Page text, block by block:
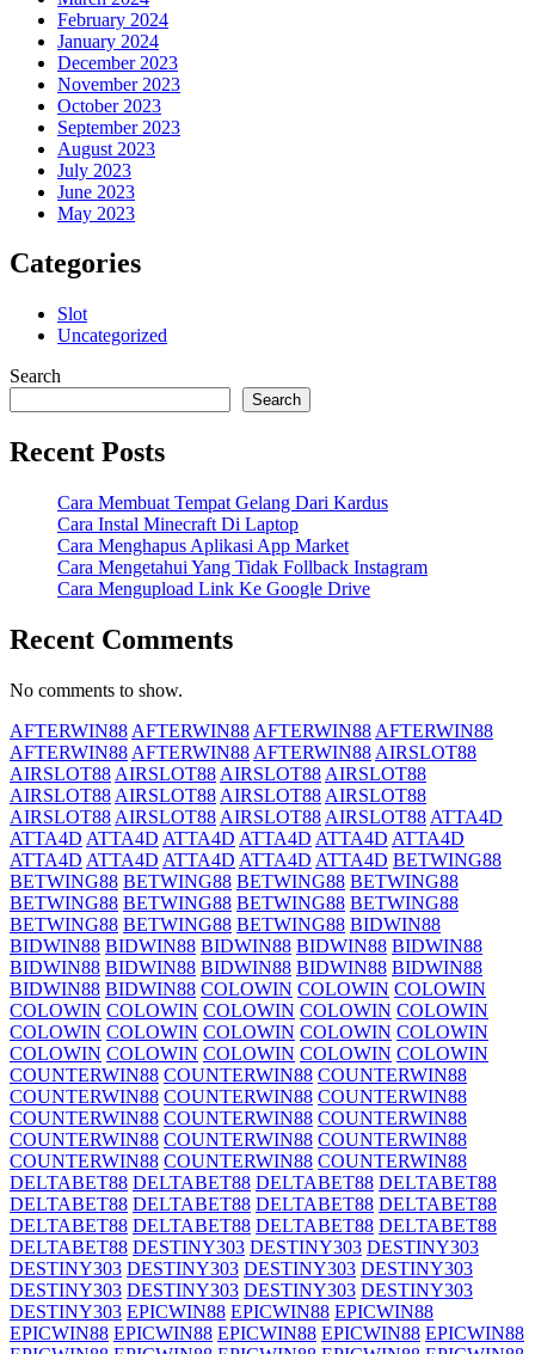
February 2024
January 2024
December 2023
November 2023
October 2023
September 2023
August 2023
July 2023
June 2023
May 2023
Categories
Slot
Uncategorized
Search
Search
Recent Posts
Cara Membuat Tempat Gelang Dari Kardus
Cara Instal Minecraft Di Laptop
Cara Menghapus Aplikasi App Market
Cara Mengetahui Yang Tidak Follback Instagram
Cara Mengupload Link Ke Google Drive
Recent Comments
No comments to show.
AFTERWIN88 AFTERWIN88 AFTERWIN88 AFTERWIN88
AFTERWIN88 AFTERWIN88 AFTERWIN88 AIRSLOT88
AIRSLOT88 AIRSLOT88 AIRSLOT88 AIRSLOT88
AIRSLOT88 AIRSLOT88 AIRSLOT88 AIRSLOT88
AIRSLOT88 AIRSLOT88 AIRSLOT88 AIRSLOT88 ATTA4D
ATTA4D ATTA4D ATTA4D ATTA4D ATTA4D ATTA4D
ATTA4D ATTA4D ATTA4D ATTA4D ATTA4D BETWING88
BETWING88 BETWING88 BETWING88 BETWING88
BETWING88 BETWING88 BETWING88 BETWING88
BETWING88 BETWING88 BETWING88 BIDWIN88
BIDWIN88 BIDWIN88 BIDWIN88 BIDWIN88 BIDWIN88
BIDWIN88 BIDWIN88 BIDWIN88 BIDWIN88 BIDWIN88
BIDWIN88 BIDWIN88 COLOWIN COLOWIN COLOWIN
COLOWIN COLOWIN COLOWIN COLOWIN COLOWIN
COLOWIN COLOWIN COLOWIN COLOWIN COLOWIN
COLOWIN COLOWIN COLOWIN COLOWIN COLOWIN
COUNTERWIN88 COUNTERWIN88 COUNTERWIN88
COUNTERWIN88 COUNTERWIN88 COUNTERWIN88
COUNTERWIN88 COUNTERWIN88 COUNTERWIN88
COUNTERWIN88 COUNTERWIN88 COUNTERWIN88
COUNTERWIN88 COUNTERWIN88 COUNTERWIN88
DELTABET88 DELTABET88 DELTABET88 DELTABET88
DELTABET88 DELTABET88 DELTABET88 DELTABET88
DELTABET88 DELTABET88 DELTABET88 DELTABET88
DELTABET88 DESTINY303 DESTINY303 DESTINY303
DESTINY303 DESTINY303 DESTINY303 DESTINY303
DESTINY303 DESTINY303 DESTINY303 DESTINY303
DESTINY303 EPICWIN88 EPICWIN88 EPICWIN88
EPICWIN88 EPICWIN88 EPICWIN88 EPICWIN88 EPICWIN88